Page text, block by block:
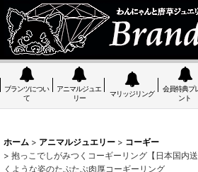
ブランツについ
て
アニマルジュエ
リー
マリッジリング
会員特典プ
ント
ホーム > アニマルジュエリー > コーギー
> 抱っこでしがみつくコーギーリング【日本国内
くような姿のたぷたぷ肉厚コーギーリング